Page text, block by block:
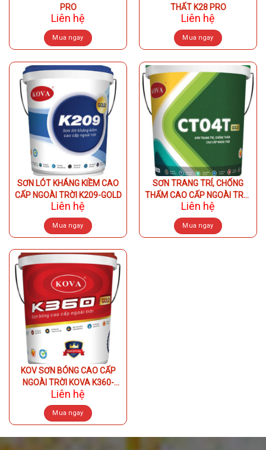
product
page
product
page
PRO
Liên hệ
Mua ngay
This
product
variants.
The
options
may
be
chosen
on
the
product
page
THẤT K28 PRO
Liên hệ
Mua ngay
This
product
has
multiple
options
may
be
chosen
on
the
product
page
SƠN LÓT KHÁNG KIỀM CAO
CẤP NGOÀI TRỜI K209-GOLD
Liên hệ
Mua ngay
This
product
has
multiple
variants.
The
options
may
be
chosen
the
product
page
SƠN TRANG TRÍ, CHỐNG
THẤM CAO CẤP NGOÀI TRỜI
KOVA CT04T-GOLD
Liên hệ
Mua ngay
This
KOV SƠN BÓNG CAO CẤP
NGOÀI TRỜI KOVA K360-
GOLD
Liên hệ
Mua ngay
This
product